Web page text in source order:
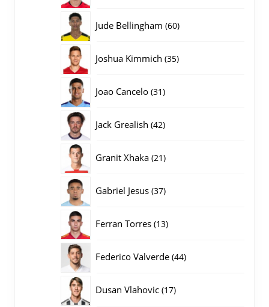
Jude Bellingham 6060
Joshua Kimmich 3535
Joao Cancelo 3131
Jack Grealish 4242
Granit Xhaka 2121
Gabriel Jesus 3737
Ferran Torres 1313
Federico Valverde 4444
Dusan Vlahovic 1717